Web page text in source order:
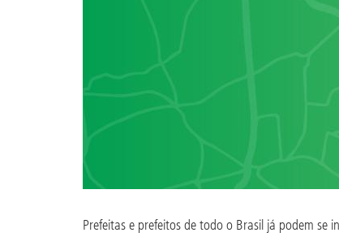
Prefeitas e prefeitos de todo o Brasil já podem se